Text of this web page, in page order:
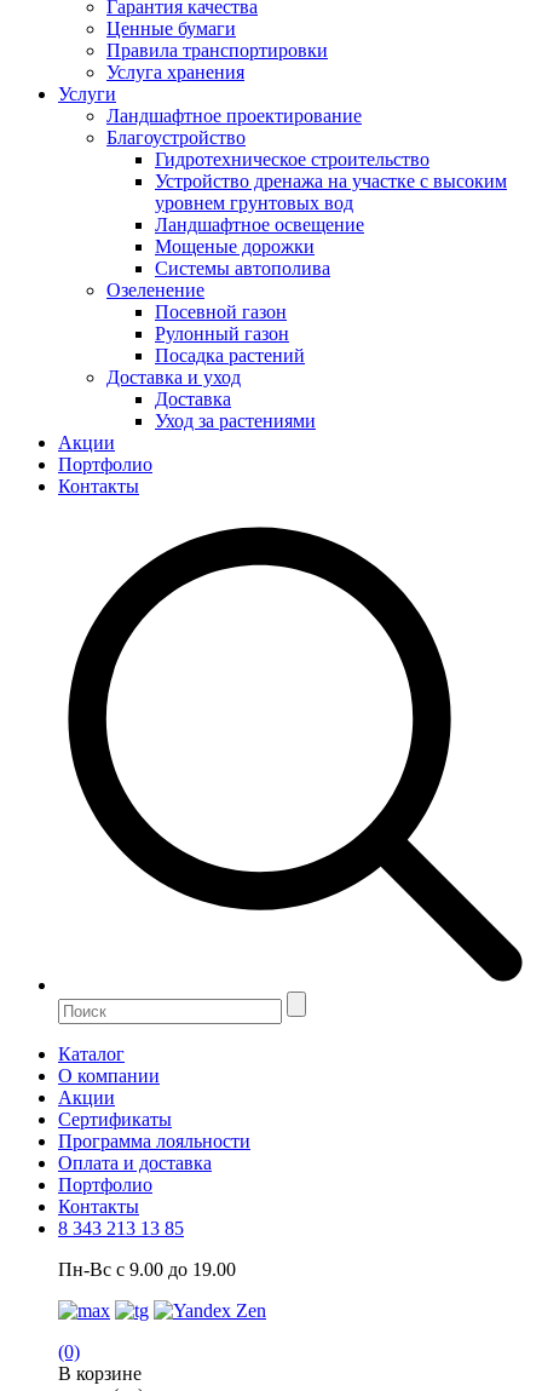
Гарантия качества
Ценные бумаги
Правила транспортировки
Услуга хранения
Услуги
Ландшафтное проектирование
Благоустройство
Гидротехническое строительство
Устройство дренажа на участке с высоким
уровнем грунтовых вод
Ландшафтное освещение
Мощеные дорожки
Системы автополива
Озеленение
Посевной газон
Рулонный газон
Посадка растений
Доставка и уход
Доставка
Уход за растениями
Акции
Портфолио
Контакты
Каталог
О компании
Акции
Сертификаты
Программа лояльности
Оплата и доставка
Портфолио
Контакты
8 343 213 13 85
Пн-Вс с 9.00 до 19.00
(0)
В корзине